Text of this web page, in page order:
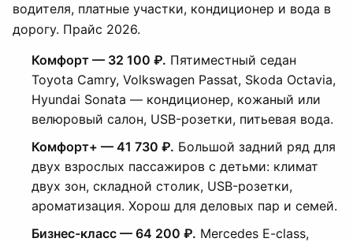
водителя, платные участки, кондиционер и вода в
дорогу. Прайс 2026.
Комфорт — 32 100 ₽. Пятиместный седан
Toyota Camry, Volkswagen Passat, Skoda Octavia,
Hyundai Sonata — кондиционер, кожаный или
велюровый салон, USB-розетки, питьевая вода.
Комфорт+ — 41 730 ₽. Большой задний ряд для
двух взрослых пассажиров с детьми: климат
двух зон, складной столик, USB-розетки,
ароматизация. Хорош для деловых пар и семей.
Бизнес-класс — 64 200 ₽. Mercedes E-class,